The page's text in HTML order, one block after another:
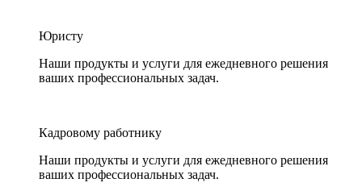
Юристу
Наши продукты и услуги для ежедневного решения
ваших профессиональных задач.
Кадровому работнику
Наши продукты и услуги для ежедневного решения
ваших профессиональных задач.